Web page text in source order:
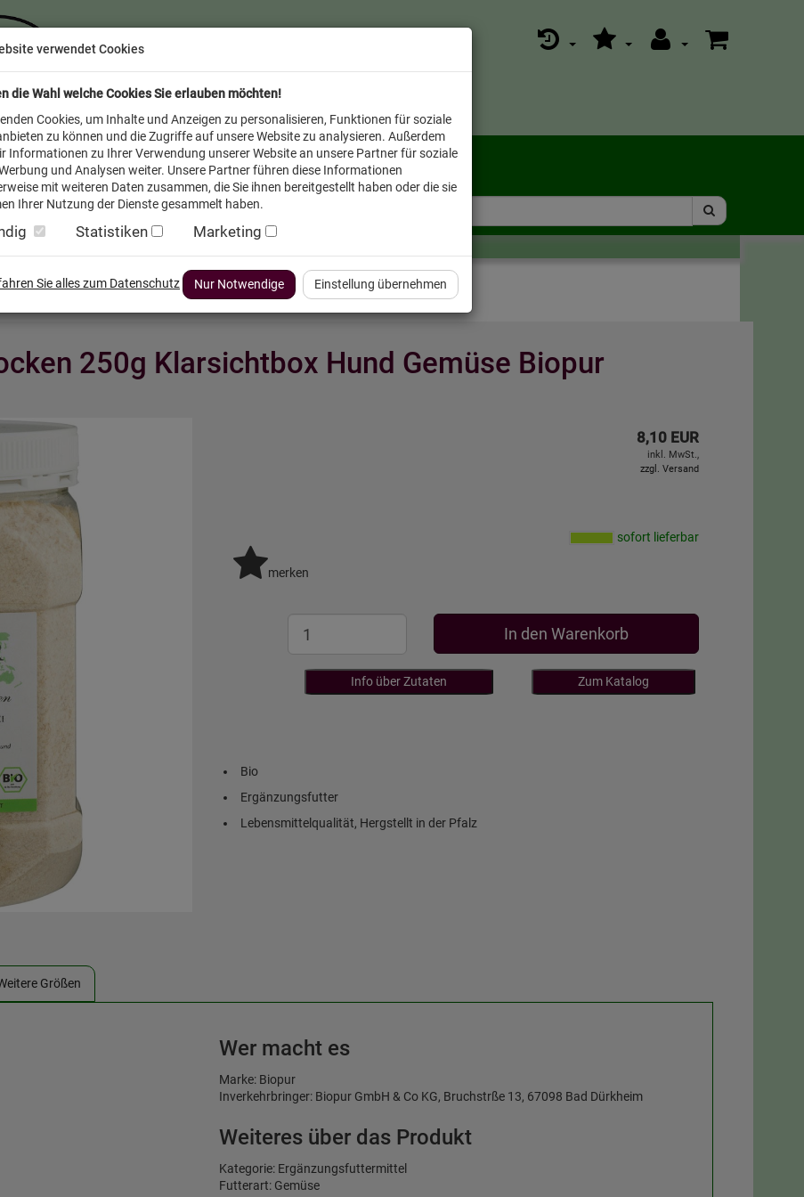
250g Klarsichtbox Hund Gemüse Biopur
8,10 EUR
inkl. MwSt.,
zzgl. Versand
sofort lieferbar
merken
In den Warenkorb
Info über Zutaten Zum Katalog
Bio
Ergänzungsfutter
Lebensmittelqualität, Hergstellt in der Pfalz
Größen
Wer macht es
Marke: Biopur
Inverkehrbringer: Biopur GmbH & Co KG, Bruchstrße 13, 67098 Bad Dürkheim
Weiteres über das Produkt
Kategorie: Ergänzungsfuttermittel
Futterart: Gemüse
verwendet Cookies
die Wahl welche Cookies Sie erlauben möchten!
Cookies, um Inhalte und Anzeigen zu personalisieren, Funktionen für soziale
zu können und die Zugriffe auf unsere Website zu analysieren. Außerdem
Informationen zu Ihrer Verwendung unserer Website an unsere Partner für soziale
und Analysen weiter. Unsere Partner führen diese Informationen
mit weiteren Daten zusammen, die Sie ihnen bereitgestellt haben oder die sie
Ihrer Nutzung der Dienste gesammelt haben.
Statistiken Marketing
Sie alles zum Datenschutz Nur Notwendige Einstellung übernehmen